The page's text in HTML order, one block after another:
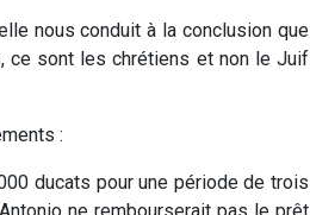
nous conduit à la conclusion que
ce sont les chrétiens et non le Juif
:
ducats pour une période de trois